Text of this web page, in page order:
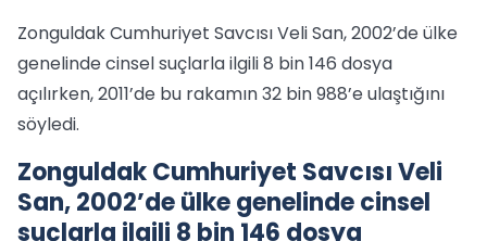
Zonguldak Cumhuriyet Savcısı Veli San, 2002’de ülke
genelinde cinsel suçlarla ilgili 8 bin 146 dosya
açılırken, 2011’de bu rakamın 32 bin 988’e ulaştığını
söyledi.
Zonguldak Cumhuriyet Savcısı Veli
San, 2002’de ülke genelinde cinsel
suçlarla ilgili 8 bin 146 dosya